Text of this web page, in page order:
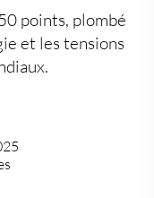
points, plombé
et les tensions